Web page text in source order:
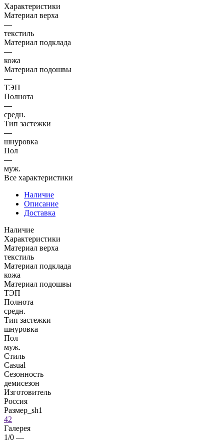
Характеристики
Материал верха
—
текстиль
Материал подклада
—
кожа
Материал подошвы
—
ТЭП
Полнота
—
средн.
Тип застежки
—
шнуровка
Пол
—
муж.
Все характеристики
Наличие
Описание
Доставка
Наличие
Характеристики
Материал верха
текстиль
Материал подклада
кожа
Материал подошвы
ТЭП
Полнота
средн.
Тип застежки
шнуровка
Пол
муж.
Стиль
Casual
Сезонность
демисезон
Изготовитель
Россия
Размер_sh1
42
Галерея
1/0 —